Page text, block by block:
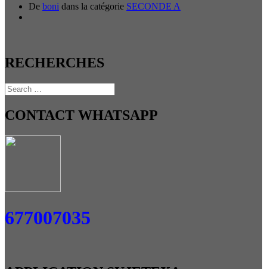
De boni dans la catégorie SECONDE A
RECHERCHES
CONTACT WHATSAPP
677007035